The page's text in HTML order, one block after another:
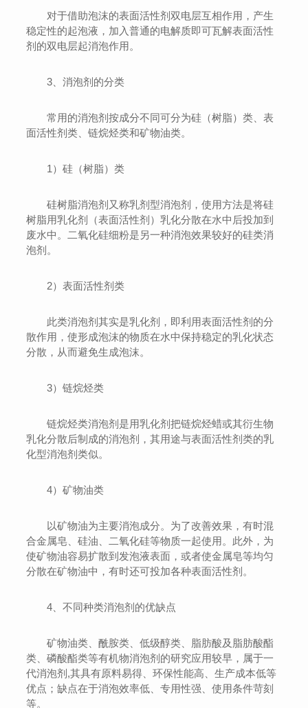
对于借助泡沫的表面活性剂双电层互相作用，产生
稳定性的起泡液，加入普通的电解质即可瓦解表面活性
剂的双电层起消泡作用。
3、消泡剂的分类
常用的消泡剂按成分不同可分为硅（树脂）类、表
面活性剂类、链烷烃类和矿物油类。
1）硅（树脂）类
硅树脂消泡剂又称乳剂型消泡剂，使用方法是将硅
树脂用乳化剂（表面活性剂）乳化分散在水中后投加到
废水中。二氧化硅细粉是另一种消泡效果较好的硅类消
泡剂。
2）表面活性剂类
此类消泡剂其实是乳化剂，即利用表面活性剂的分
散作用，使形成泡沫的物质在水中保持稳定的乳化状态
分散，从而避免生成泡沫。
3）链烷烃类
链烷烃类消泡剂是用乳化剂把链烷烃蜡或其衍生物
乳化分散后制成的消泡剂，其用途与表面活性剂类的乳
化型消泡剂类似。
4）矿物油类
以矿物油为主要消泡成分。为了改善效果，有时混
合金属皂、硅油、二氧化硅等物质一起使用。此外，为
使矿物油容易扩散到发泡液表面，或者使金属皂等均匀
分散在矿物油中，有时还可投加各种表面活性剂。
4、不同种类消泡剂的优缺点
矿物油类、酰胺类、低级醇类、脂肪酸及脂肪酸酯
类、磷酸酯类等有机物消泡剂的研究应用较早，属于一
代消泡剂,其具有原料易得、环保性能高、生产成本低等
优点；缺点在于消泡效率低、专用性强、使用条件苛刻
等。